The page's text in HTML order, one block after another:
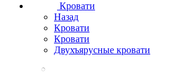
Кровати
Назад
Кровати
Кровати
Двухъярусные кровати